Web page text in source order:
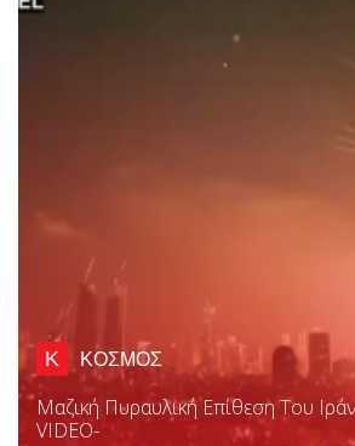
Κ ΚΟΣΜΟΣ
Μαζική Πυραυλική Επίθεση Του
VIDEO-